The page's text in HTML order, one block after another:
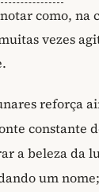
como, na
vezes
reforça
constante
a beleza da
um